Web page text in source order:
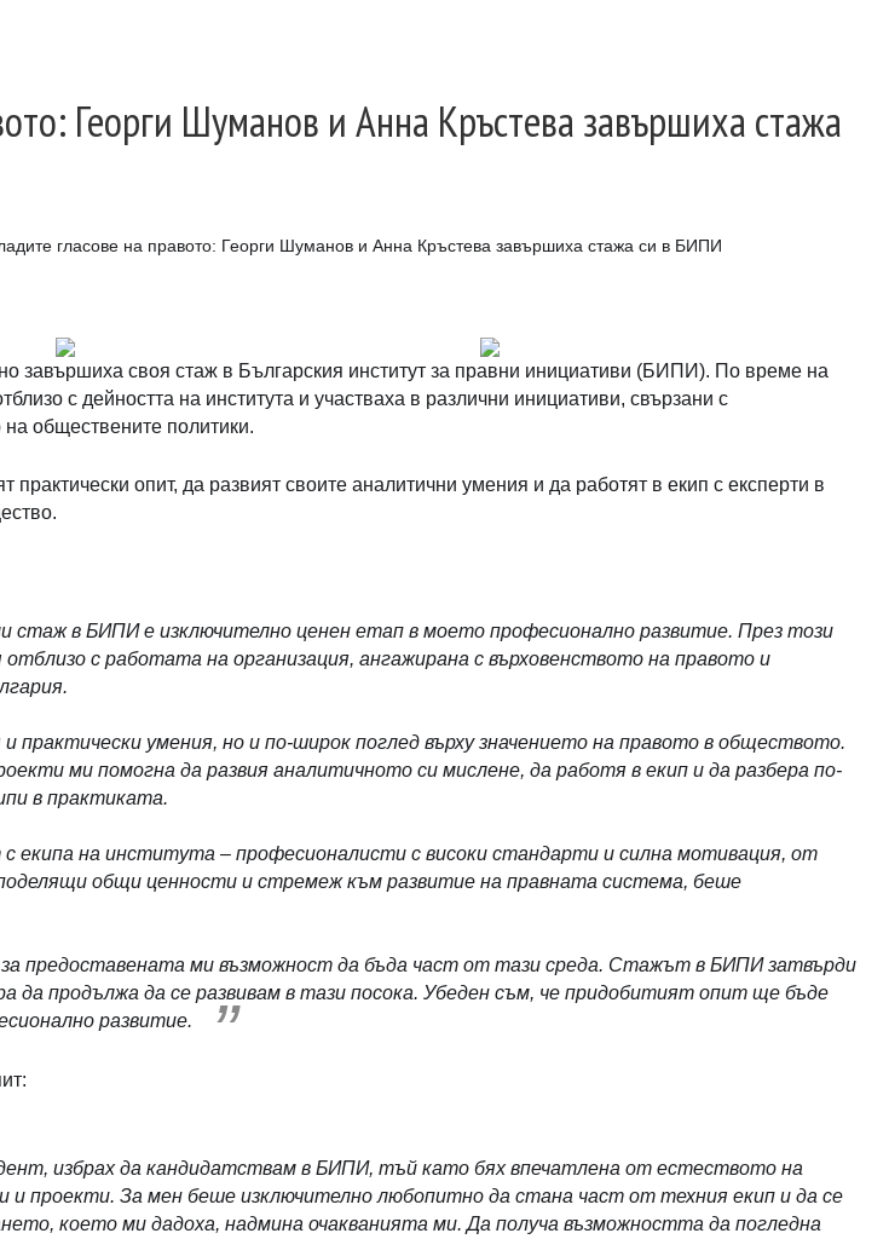
Георги Шуманов и Анна Кръстева завършиха стажа
гласове на правото: Георги Шуманов и Анна Кръстева завършиха стажа си в БИПИ
завършиха своя стаж в Българския институт за правни инициативи (БИПИ). По време на
с дейността на института и участваха в различни инициативи, свързани с
на обществените политики.
опит, да развият своите аналитични умения и да работят в екип с експерти в
стаж в БИПИ е изключително ценен етап в моето професионално развитие. През този
с работата на организация, ангажирана с върховенството на правото и
практически умения, но и по-широк поглед върху значението на правото в обществото.
ми помогна да развия аналитичното си мислене, да работя в екип и да разбера по-
в практиката.
екипа на института – професионалисти с високи стандарти и силна мотивация, от
общи ценности и стремеж към развитие на правната система, беше
за предоставената ми възможност да бъда част от тази среда. Стажът в БИПИ затвърди
да продължа да се развивам в тази посока. Убеден съм, че придобитият опит ще бъде
развитие.
избрах да кандидатствам в БИПИ, тъй като бях впечатлена от естеството на
проекти. За мен беше изключително любопитно да стана част от техния екип и да се
което ми дадоха, надмина очакванията ми. Да получа възможността да погледна